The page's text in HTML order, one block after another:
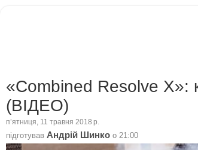
«Combined Resolve X»:
(ВІДЕО)
пʼятниця, 11 травня 2018 р.
підготував Андрій Шинко о 21:00